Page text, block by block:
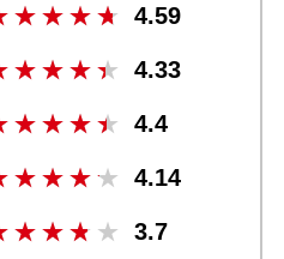
4.59
4.33
4.4
4.14
3.7